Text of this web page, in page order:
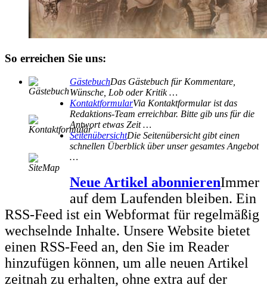
So erreichen Sie uns:
GästebuchDas Gästebuch für Kommentare,
Wünsche, Lob oder Kritik …
KontaktformularVia Kontaktformular ist das
Redaktions-Team erreichbar. Bitte gib uns für die
Antwort etwas Zeit …
SeitenübersichtDie Seitenübersicht gibt einen
schnellen Überblick über unser gesamtes Angebot
…
Neue Artikel abonnierenImmer
auf dem Laufenden bleiben. Ein
RSS-Feed ist ein Webformat für regelmäßig
wechselnde Inhalte. Unsere Website bietet
einen RSS-Feed an, den Sie im Reader
hinzufügen können, um alle neuen Artikel
zeitnah zu erhalten, ohne extra auf der